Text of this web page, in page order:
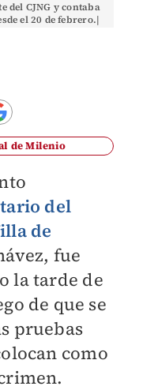
del CJNG y contaba
el 20 de febrero.|
de Milenio
del
de
fue
la tarde de
de que se
pruebas
como